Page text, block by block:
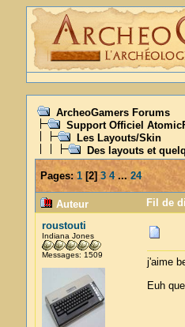
ArcheoGamers Forums
Support Officiel
Les Layouts/Skin
Des layouts et
Pages: 1[2]3 4 ... 24
Auteur
Fil de
roustouti
Indiana Jones
Messages: 1509
j'aime
Euh